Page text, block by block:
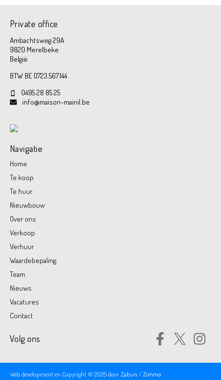
Private office
Ambachtsweg 29A
9820 Merelbeke
België
BTW BE 0723.567.144
0495 28 85 25
info@maison-mainil.be
Navigatie
Home
Te koop
Te huur
Nieuwbouw
Over ons
Verkoop
Verhuur
Waardebepaling
Team
Nieuws
Vacatures
Contact
Volg ons
Web development en Copyright © 2026 doorZabun /Zimmo